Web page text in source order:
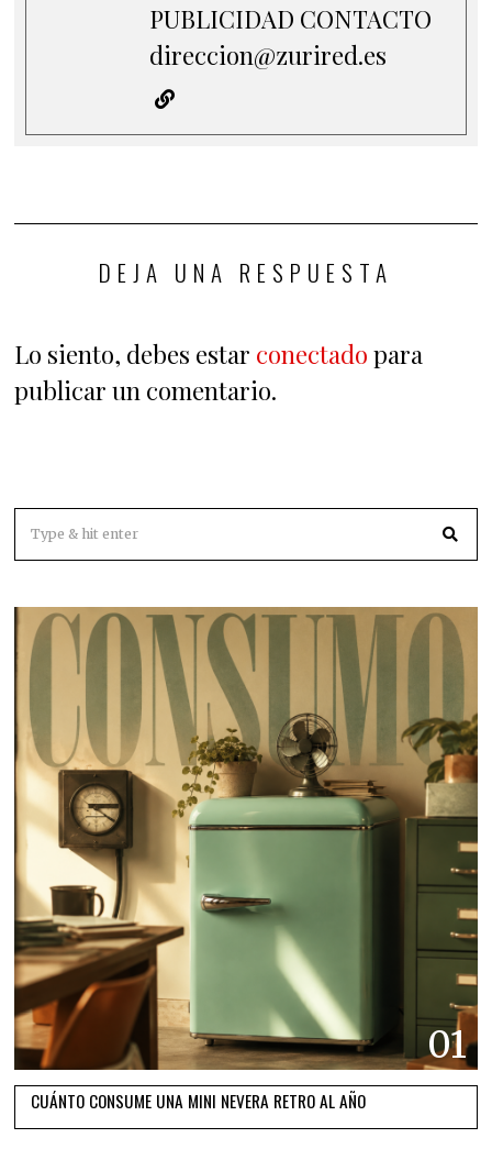
PUBLICIDAD CONTACTO
direccion@zurired.es
DEJA UNA RESPUESTA
Lo siento, debes estar conectado para
publicar un comentario.
01
CUÁNTO CONSUME UNA MINI NEVERA RETRO AL AÑO